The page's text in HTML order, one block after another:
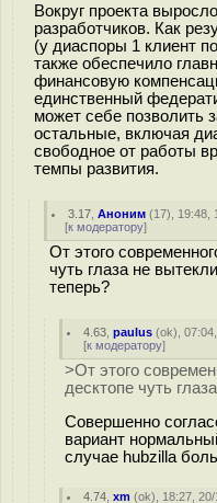
Вокруг проекта
разработчиков. Как
(у диаспоры 1 клиент
также обеспечило
финансовую
единственный
может себе позволить
остальные, включая
свободное от работы
темпы развития.
3.17 ,Аноним (17), 19:48,
[к модератору]
От этого
чуть глаза не
теперь?
4.63 ,paulus (ok),
[к модератору]
>От этого
десктопе чуть
Совершенно
вариант
случае hubzilla
4.74 ,xm (ok), 18:27,